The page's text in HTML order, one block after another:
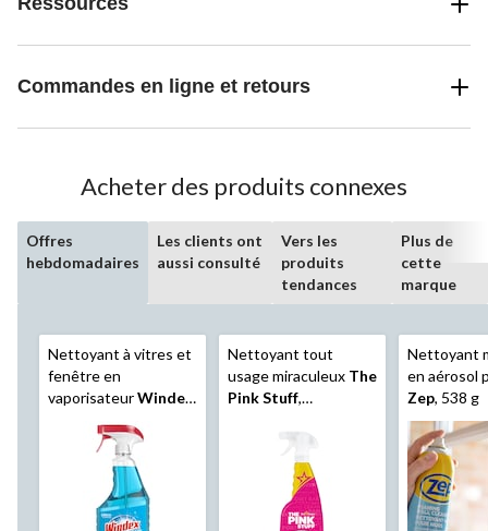
Commandes en ligne et retours
Acheter des produits connexes
Offres
hebdomadaires
Les clients ont
aussi consulté
Vers les
produits
tendances
Plus de
cette
marque
Nettoyant à vitres et
fenêtre en
vaporisateurWindex
Nettoyant tout
usage miraculeux The
Pink Stuff,
Nettoyant
en aérosol
Zep, 538 g